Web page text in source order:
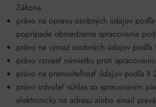
Zákona
právo na opravu osobných údajov
poprípade obmedzenie spracovania
právo na výmaz osobných údajov podľa
právo vzniesť námietku proti
právo na prenositeľnosť údajov podľa §
právo odvolať súhlas so spracovaním
elektronicky na adresu alebo email